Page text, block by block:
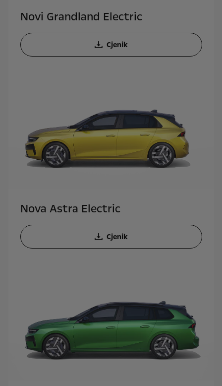
Novi Grandland Electric
Cjenik
Nova Astra Electric
Cjenik